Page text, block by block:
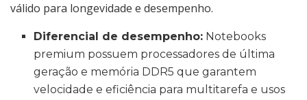
válido para longevidade e desempenho.
Diferencial de desempenho: Notebooks
premium possuem processadores de última
geração e memória DDR5 que garantem
velocidade e eficiência para multitarefa e usos